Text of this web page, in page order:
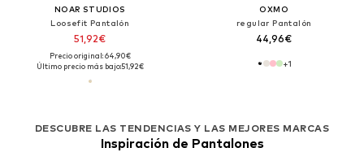
NOAR STUDIOS
Loosefit Pantalón
51,92€
Precio original: 64,90€
Último precio más bajo:51,92€
OXMO
regular Pantalón
44,96€
+1
DESCUBRE LAS TENDENCIAS Y LAS MEJORES MARCAS
Inspiración de Pantalones